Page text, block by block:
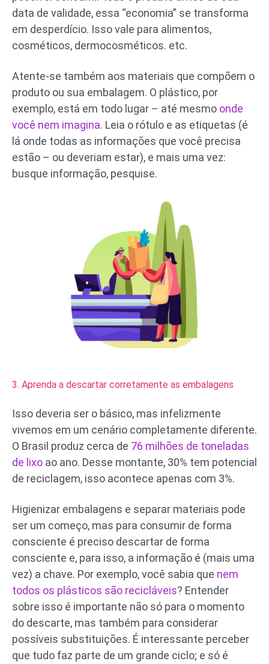
data de validade, essa “economia” se transforma
em desperdício. Isso vale para alimentos,
cosméticos, dermocosméticos. etc.
Atente-se também aos materiais que compõem o
produto ou sua embalagem. O plástico, por
exemplo, está em todo lugar – até mesmo onde
você nem imagina. Leia o rótulo e as etiquetas (é
lá onde todas as informações que você precisa
estão – ou deveriam estar), e mais uma vez:
busque informação, pesquise.
3. Aprenda a descartar corretamente as embalagens
Isso deveria ser o básico, mas infelizmente
vivemos em um cenário completamente diferente.
O Brasil produz cerca de 76 milhões de toneladas
de lixo ao ano. Desse montante, 30% tem potencial
de reciclagem, isso acontece apenas com 3%.
Higienizar embalagens e separar materiais pode
ser um começo, mas para consumir de forma
consciente é preciso descartar de forma
consciente e, para isso, a informação é (mais uma
vez) a chave. Por exemplo, você sabia que nem
todos os plásticos são recicláveis? Entender
sobre isso é importante não só para o momento
do descarte, mas também para considerar
possíveis substituições. É interessante perceber
que tudo faz parte de um grande ciclo; e só é